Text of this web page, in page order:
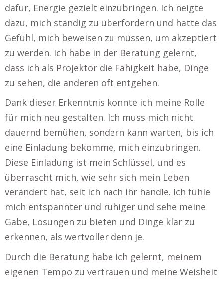
dafür, Energie gezielt einzubringen. Ich neigte
dazu, mich ständig zu überfordern und hatte das
Gefühl, mich beweisen zu müssen, um akzeptiert
zu werden. Ich habe in der Beratung gelernt,
dass ich als Projektor die Fähigkeit habe, Dinge
zu sehen, die anderen oft entgehen.
Dank dieser Erkenntnis konnte ich meine Rolle
für mich neu gestalten. Ich muss mich nicht
dauernd bemühen, sondern kann warten, bis ich
eine Einladung bekomme, mich einzubringen.
Diese Einladung ist mein Schlüssel, und es
überrascht mich, wie sehr sich mein Leben
verändert hat, seit ich nach ihr handle. Ich fühle
mich entspannter und ruhiger und sehe meine
Gabe, Lösungen zu bieten und Dinge klar zu
erkennen, als wertvoller denn je.
Durch die Beratung habe ich gelernt, meinem
eigenen Tempo zu vertrauen und meine Weisheit